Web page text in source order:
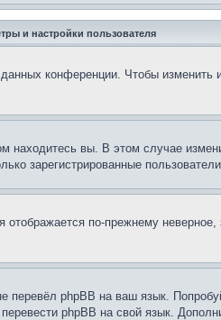
и настройки пользователя
конференции. Чтобы изменить
вы. В этом случае
зарегистрированные
по-прежнему
phpBB на ваш язык.
phpBB на свой язык.